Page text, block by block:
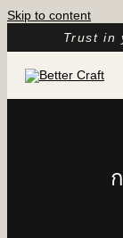
Skip to content
Trust in